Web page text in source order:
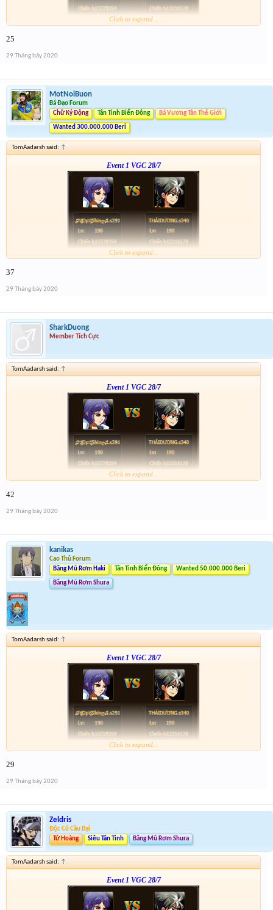
Click to expand...
25
29 Tháng bảy 2020
MotNoiBuon
Bá Đạo Forum
Chữ Ký Động
Tân Tinh Biển Đông Bá Vương Tân Thế Giới
Wanted 300.000.000 Beri
TomAadarsh said: ↑
Event 1 VGC 28/7
Click to expand...
37
29 Tháng bảy 2020
SharkDuong
Member Tích Cực
TomAadarsh said: ↑
Event 1 VGC 28/7
Click to expand...
42
29 Tháng bảy 2020
kanikas
Cao Thủ Forum
Băng Mũ Rơm Haki
Tân Tinh Biển Đông Wanted 50.000.000 Beri
Băng Mũ Rơm Shura
TomAadarsh said: ↑
Event 1 VGC 28/7
Click to expand...
29
29 Tháng bảy 2020
Zeldris
Độc Cô Cầu Bại
Tứ Hoàng
Siêu Tân Tinh Băng Mũ Rơm Shura
TomAadarsh said: ↑
Event 1 VGC 28/7